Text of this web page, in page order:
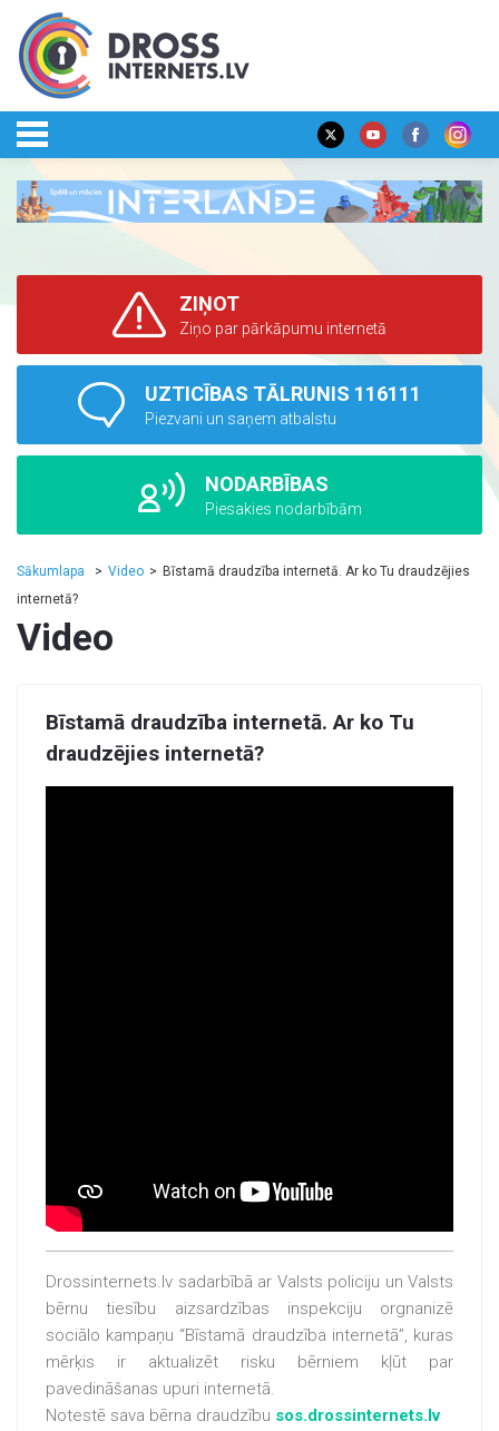
ZIŅOT
Ziņo par pārkāpumu internetā
UZTICĪBAS TĀLRUNIS 116111
Piezvani un saņem atbalstu
NODARBĪBAS
Piesakies nodarbībām
Sākumlapa Video
Bīstamā draudzība internetā. Ar ko Tu draudzējies
internetā?
Video
Bīstamā draudzība internetā. Ar ko Tu
draudzējies internetā?
Drossinternets.lv sadarbībā ar Valsts policiju un Valsts
bērnu tiesību aizsardzības inspekciju orgnanizē
sociālo kampaņu “Bīstamā draudzība internetā”, kuras
mērķis ir aktualizēt risku bērniem kļūt par
pavedināšanas upuri internetā.
Notestē sava bērna draudzību sos.drossinternets.lv